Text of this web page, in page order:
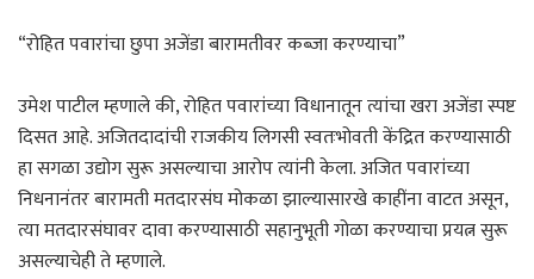
“रोहित पवारांचा छुपा अजेंडा बारामतीवर कब्जा करण्याचा”
उमेश पाटील म्हणाले की, रोहित पवारांच्या विधानातून त्यांचा खरा अजेंडा स्पष्ट
दिसत आहे. अजितदादांची राजकीय लिगसी स्वतःभोवती केंद्रित करण्यासाठी
हा सगळा उद्योग सुरू असल्याचा आरोप त्यांनी केला. अजित पवारांच्या
निधनानंतर बारामती मतदारसंघ मोकळा झाल्यासारखे काहींना वाटत असून,
त्या मतदारसंघावर दावा करण्यासाठी सहानुभूती गोळा करण्याचा प्रयत्न सुरू
असल्याचेही ते म्हणाले.